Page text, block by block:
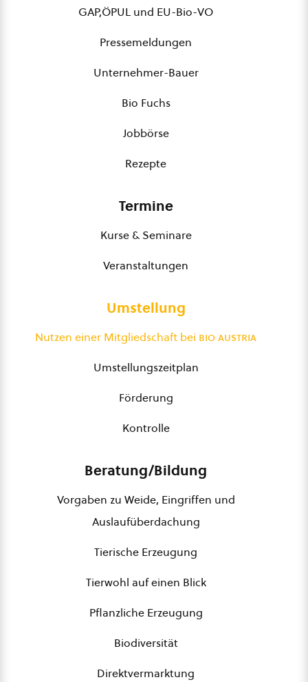
GAP,ÖPUL und EU-Bio-VO
Pressemeldungen
Unternehmer-Bauer
Bio Fuchs
Jobbörse
Rezepte
Termine
Kurse & Seminare
Veranstaltungen
Umstellung
Nutzen einer Mitgliedschaft bei bio austria
Umstellungszeitplan
Förderung
Kontrolle
Beratung/Bildung
Vorgaben zu Weide, Eingriffen und
Auslaufüberdachung
Tierische Erzeugung
Tierwohl auf einen Blick
Pflanzliche Erzeugung
Biodiversität
Direktvermarktung